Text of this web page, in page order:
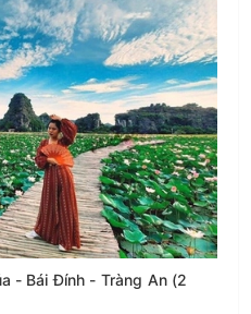
- Bái Đính - Tràng An (2